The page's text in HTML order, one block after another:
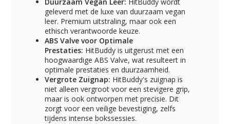
geleverd met de luxe van duurzaam vegan
leer. Premium uitstraling, maar ook een
ethisch verantwoorde keuze.
ABS Valve voor Optimale
Prestaties: HitBuddy is uitgerust met een
hoogwaardige ABS Valve, wat resulteert in
optimale prestaties en duurzaamheid.
Vergrote Zuignap: HitBuddy's zuignap is
niet alleen vergroot voor een stevigere grip,
maar is ook ontworpen met precisie. Dit
zorgt voor een veilige bevestiging, zelfs
tijdens intense bokssessies.